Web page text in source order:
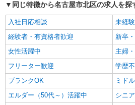
同じ特徴から名古屋市北区の求人を探
入社日応相談
未経
経験者・有資格者歓迎
新卒
女性活躍中
主婦
フリーター歓迎
学歴
ブランクOK
ミド
エルダー（50代～）活躍中
シニ